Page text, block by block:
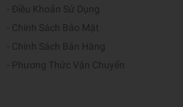
Điều Khoản Sử Dụng
Chính Sách Bảo Mật
Chính Sách Bán Hàng
Phương Thức Vận Chuyển